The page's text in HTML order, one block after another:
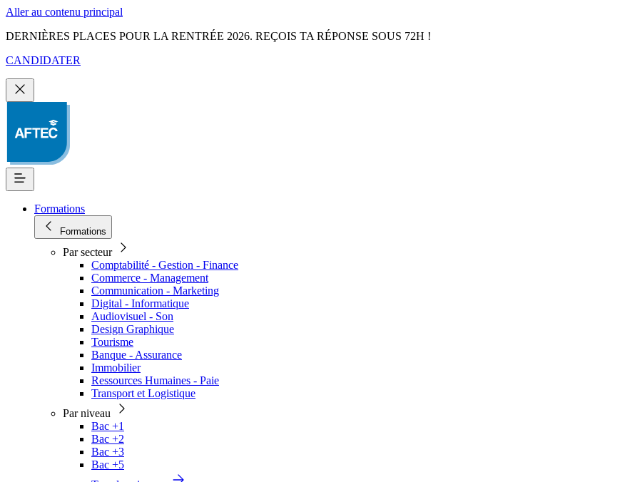
Aller au contenu principal
DERNIÈRES PLACES POUR LA RENTRÉE 2026. REÇOIS TA RÉPONSE SOUS 72H !
CANDIDATER
Formations
Formations
Par secteur
Comptabilité - Gestion - Finance
Commerce - Management
Communication - Marketing
Digital - Informatique
Audiovisuel - Son
Design Graphique
Tourisme
Banque - Assurance
Immobilier
Ressources Humaines - Paie
Transport et Logistique
Par niveau
Bac +1
Bac +2
Bac +3
Bac +5